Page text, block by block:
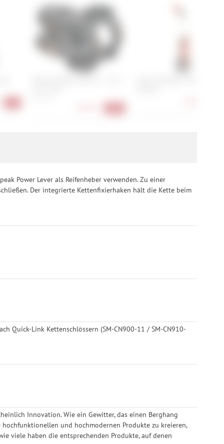
Power Lever als Reifenheber verwenden. Zu einer
Der integrierte Kettenfixierhaken hält die Kette beim
Quick-Link Kettenschlössern (SM-CN900-11 / SM-CN910-
Innovation. Wie ein Gewitter, das einen Berghang
und hochmodernen Produkte zu kreieren,
viele haben die entsprechenden Produkte, auf denen